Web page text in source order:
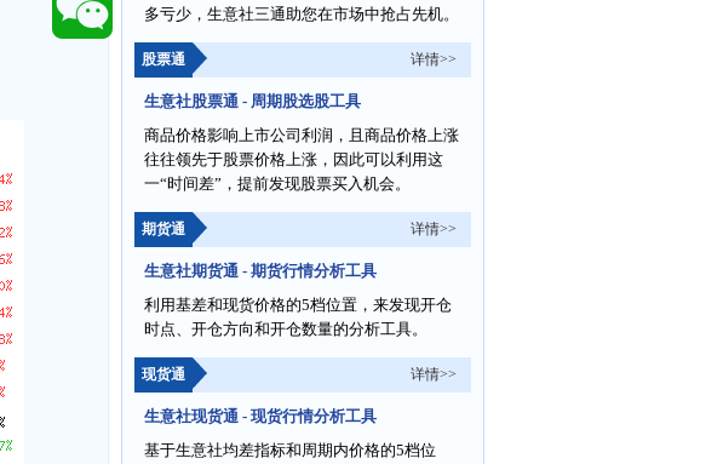
多亏少，生意社三通助您在市场中抢占先机。
股票通 详情>>
生意社股票通 - 周期股选股工具
商品价格影响上市公司利润，且商品价格上涨
往往领先于股票价格上涨，因此可以利用这
一“时间差”，提前发现股票买入机会。
期货通 详情>>
生意社期货通 - 期货行情分析工具
利用基差和现货价格的5档位置，来发现开仓
时点、开仓方向和开仓数量的分析工具。
现货通 详情>>
生意社现货通 - 现货行情分析工具
基于生意社均差指标和周期内价格的5档位